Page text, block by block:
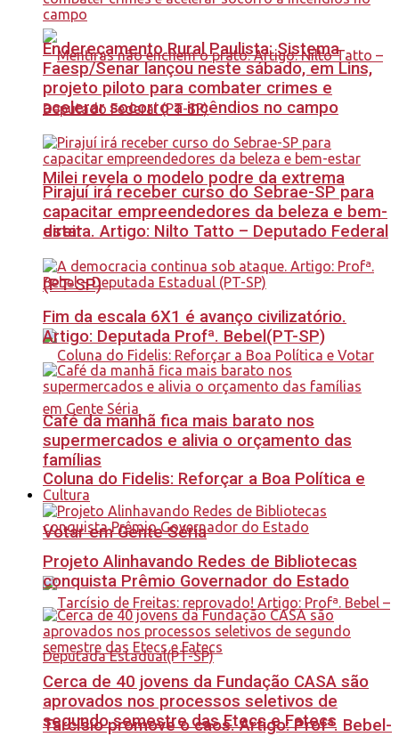
Milei revela o modelo podre da extrema
direita. Artigo: Nilto Tatto – Deputado Federal
(PT-SP)
Coluna do Fidelis: Reforçar a Boa Política e
Votar em Gente Séria
Tarcísio promove o caos. Artigo: Profª. Bebel-
Endereçamento Rural Paulista: Sistema
Faesp/Senar lançou neste sábado, em Lins,
projeto piloto para combater crimes e
acelerar socorro a incêndios no campo
Pirajuí irá receber curso do Sebrae-SP para
capacitar empreendedores da beleza e bem-
estar
Fim da escala 6X1 é avanço civilizatório.
Artigo: Deputada Profª. Bebel(PT-SP)
Café da manhã fica mais barato nos
supermercados e alivia o orçamento das
famílias
Cultura
Projeto Alinhavando Redes de Bibliotecas
conquista Prêmio Governador do Estado
Cerca de 40 jovens da Fundação CASA são
aprovados nos processos seletivos de
segundo semestre das Etecs e Fatecs